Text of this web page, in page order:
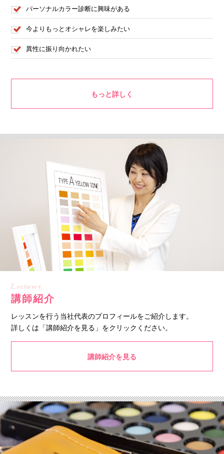
パーソナルカラー診断に興味がある
今よりもっとオシャレを楽しみたい
異性に振り向かれたい
もっと詳しく
Lecturer
講師紹介
レッスンを行う当社代表のプロフィールをご紹介します。
詳しくは「講師紹介を見る」をクリックください。
講師紹介を見る